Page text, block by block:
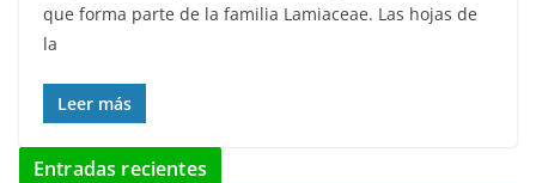
que forma parte de la familia Lamiaceae. Las hojas de
la
Leer más
Entradas recientes